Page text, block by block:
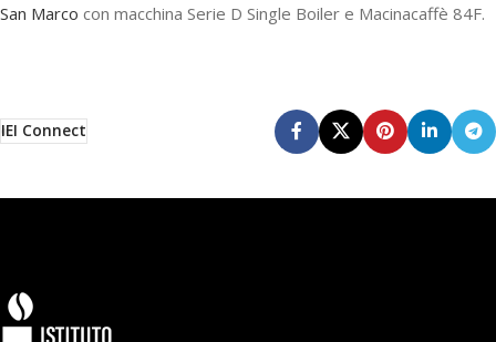
San Marco con macchina Serie D Single Boiler e Macinacaffè 84F.
IEI Connect